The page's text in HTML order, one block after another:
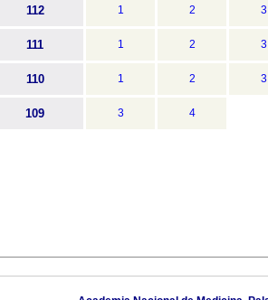
112 1 2 3
111 1 2 3
110 1 2 3
109 3 4